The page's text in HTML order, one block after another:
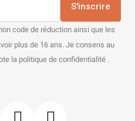
S'inscrire
code de réduction ainsi que les
plus de 16 ans. Je consens au
la politique de confidentialité .